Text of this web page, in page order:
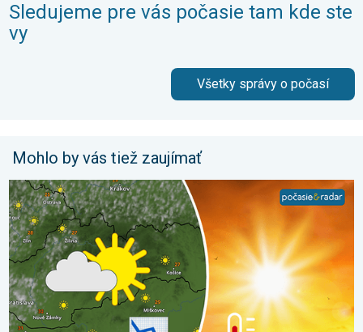
Sledujeme pre vás počasie tam kde ste
vy
Všetky správy o počasí
Mohlo by vás tiež zaujímať
Extrém ustúpi, horúčavy zostanú. Výhľad počasia. . . streda 5.